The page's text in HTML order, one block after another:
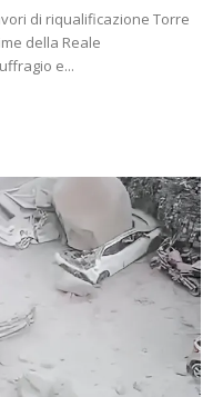
di riqualificazione Torre
della Reale
e...